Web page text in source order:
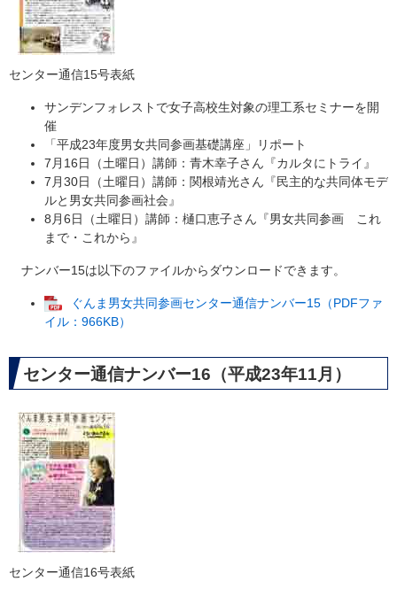
センター通信15号表紙
サンデンフォレストで女子高校生対象の理工系セミナーを開
催
「平成23年度男女共同参画基礎講座」リポート
7月16日（土曜日）講師：青木幸子さん『カルタにトライ』
7月30日（土曜日）講師：関根靖光さん『民主的な共同体モデ
ルと男女共同参画社会』
8月6日（土曜日）講師：樋口恵子さん『男女共同参画 これ
まで・これから』
ナンバー15は以下のファイルからダウンロードできます。
ぐんま男女共同参画センター通信ナンバー15（PDFファ
イル：966KB）
センター通信ナンバー16（平成23年11月）
センター通信16号表紙